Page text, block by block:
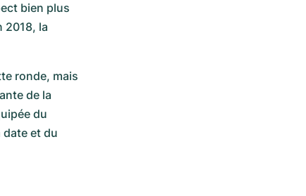
bien plus
2018, la
ronde, mais
de la
du
et du